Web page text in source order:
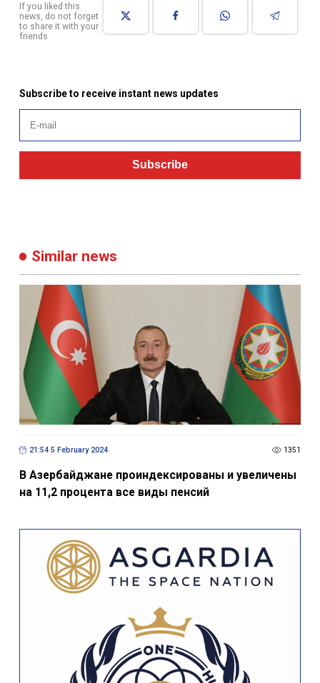
If you liked this
news, do not forget
to share it with your
friends
Subscribe to receive instant news updates
Subscribe
Similar news
21:54 5 February 2024 1351
В Азербайджане проиндексированы и увеличены
на 11,2 процента все виды пенсий